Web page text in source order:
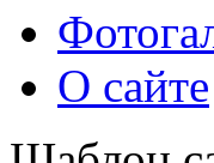
О сайте